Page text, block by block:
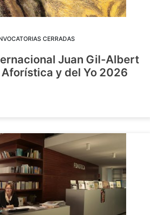
CERRADAS
Juan Gil-Albert
y del Yo 2026